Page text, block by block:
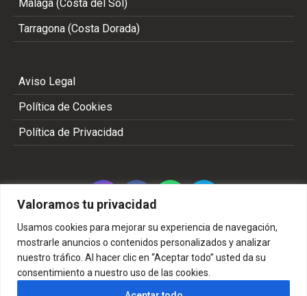
Valoramos tu privacidad
Usamos cookies para mejorar su experiencia de navegación,
mostrarle anuncios o contenidos personalizados y analizar
nuestro tráfico. Al hacer clic en “Aceptar todo” usted da su
consentimiento a nuestro uso de las cookies.
Málaga (Costa del Sol)
Tarragona (Costa Dorada)
Aviso Legal
Política de Cookies
Política de Privacidad
Copyright 2002 - 2026 © TODOS LOS DERECHOS
RESERVADOS